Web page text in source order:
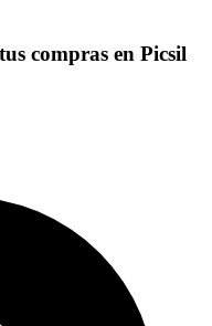
compras en Picsil